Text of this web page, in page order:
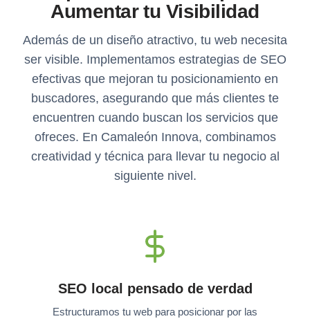
Aumentar tu Visibilidad
Además de un diseño atractivo, tu web necesita
ser visible. Implementamos estrategias de SEO
efectivas que mejoran tu posicionamiento en
buscadores, asegurando que más clientes te
encuentren cuando buscan los servicios que
ofreces. En Camaleón Innova, combinamos
creatividad y técnica para llevar tu negocio al
siguiente nivel.
SEO local pensado de verdad
Estructuramos tu web para posicionar por las